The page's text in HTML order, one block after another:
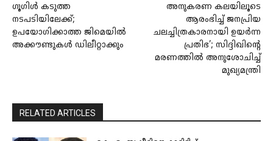
ഗൂ​ഗിൾ കടുത്ത
നടപടിയിലേക്ക്;
ഉപയോഗിക്കാത്ത ജിമെയിൽ
അക്കൗണ്ടുകൾ ഡിലീറ്റാക്കും
അനുകരണ കലയിലൂടെ
ആരംഭിച്ച് ജനപ്രിയ
ചലച്ചിത്രകാരനായി ഉയര്‍ന്ന
പ്രതിഭ’; സിദ്ദിഖിന്റെ
മരണത്തില്‍ അനുശോചിച്ച്
മുഖ്യമന്ത്രി
RELATED ARTICLES